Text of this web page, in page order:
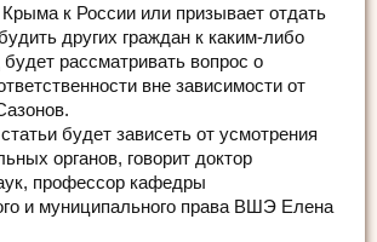
к России или призывает отдать
других граждан к каким-либо
рассматривать вопрос о
вне зависимости от
будет зависеть от усмотрения
органов, говорит доктор
профессор кафедры
и муниципального права ВШЭ Елена